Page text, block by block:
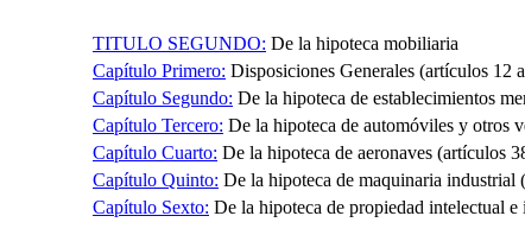
TITULO SEGUNDO: De la hipoteca mobiliaria
Capítulo Primero: Disposiciones Generales (artículos 12
Capítulo Segundo: De la hipoteca de establecimientos
Capítulo Tercero: De la hipoteca de automóviles y otros
Capítulo Cuarto: De la hipoteca de aeronaves (artículos
Capítulo Quinto: De la hipoteca de maquinaria industrial
Capítulo Sexto: De la hipoteca de propiedad intelectual